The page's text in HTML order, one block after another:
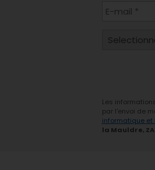
Les
par l'envoi de
informatique et
la Mauldre,